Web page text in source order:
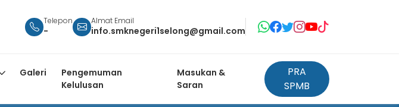
Telepon
-
Almat Email
info.smknegeri1selong@gmail.com
Galeri
Pengemuman
Kelulusan
Masukan &
Saran
PRA
SPMB